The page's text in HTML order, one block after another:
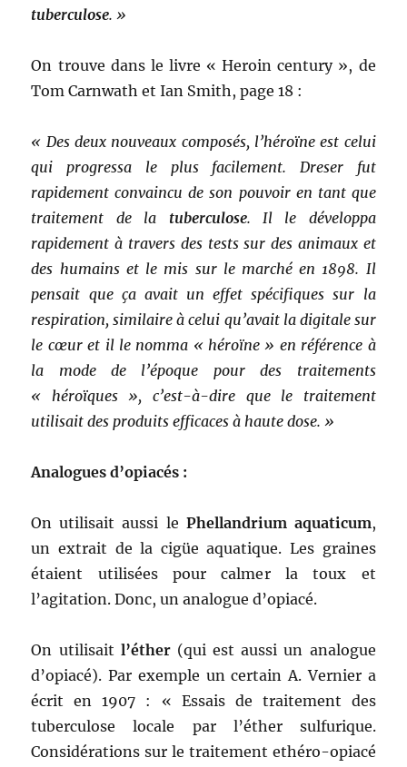
tuberculose. »
On trouve dans le livre « Heroin century », de
Tom Carnwath et Ian Smith, page 18 :
« Des deux nouveaux composés, l’héroïne est celui
qui progressa le plus facilement. Dreser fut
rapidement convaincu de son pouvoir en tant que
traitement de la tuberculose. Il le développa
rapidement à travers des tests sur des animaux et
des humains et le mis sur le marché en 1898. Il
pensait que ça avait un effet spécifiques sur la
respiration, similaire à celui qu’avait la digitale sur
le cœur et il le nomma « héroïne » en référence à
la mode de l’époque pour des traitements
« héroïques », c’est-à-dire que le traitement
utilisait des produits efficaces à haute dose. »
Analogues d’opiacés :
On utilisait aussi le Phellandrium aquaticum,
un extrait de la cigüe aquatique. Les graines
étaient utilisées pour calmer la toux et
l’agitation. Donc, un analogue d’opiacé.
On utilisait l’éther(qui est aussi un analogue
d’opiacé). Par exemple un certain A. Vernier a
écrit en 1907 : « Essais de traitement des
tuberculose locale par l’éther sulfurique.
Considérations sur le traitement ethéro-opiacé